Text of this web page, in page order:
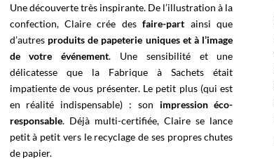
Une découverte très inspirante. De l’illustration à la
confection, Claire crée desfaire-part ainsi que
d’autres produits de papeterie uniques et à l’image
de votre événement. Une sensibilité et une
délicatesse que la Fabrique à Sachets était
impatiente de vous présenter. Le petit plus (qui est
en réalité indispensable) : son impression éco-
responsable. Déjà multi-certifiée, Claire se lance
petit à petit vers le recyclage de ses propres chutes
de papier.